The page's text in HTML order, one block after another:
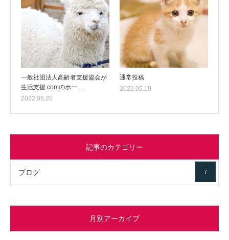
一般社団法人高齢者支援協会が
生活支援.comのホー…
2022.05.20
通常投稿
2022.05.19
記事のカテゴリー
ブログ 7
月別アーカイブ